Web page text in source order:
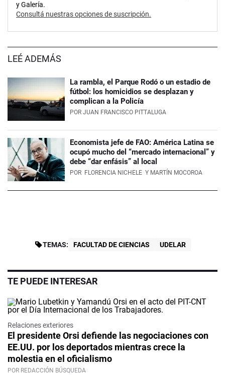
y Galería.
Consultá nuestras opciones de suscripción.
LEÉ ADEMÁS
La rambla, el Parque Rodó o un estadio de
fútbol: los homicidios se desplazan y
complican a la Policía
POR JUAN FRANCISCO PITTALUGA
Economista jefe de FAO: América Latina se
ocupó mucho del “mercado internacional” y
debe “dar enfásis” al local
POR FLORENCIA NICHELE Y MARTÍN MOCOROA
TEMAS: FACULTAD DE CIENCIAS UDELAR
TE PUEDE INTERESAR
Relaciones exteriores
El presidente Orsi defiende las negociaciones con
EE.UU. por los deportados mientras crece la
molestia en el oficialismo
POR REDACCIÓN BÚSQUEDA